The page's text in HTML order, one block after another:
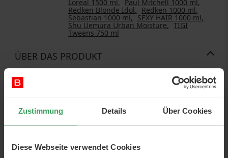
Zustimmung Details Über Cookies
Diese Webseite verwendet Cookies
Loreal 1500 ml Paul Mitchell 1000 ml
Redken Blonde Idol Redken 1000 ml
Sebastian 1000 ml SEXY HAIR 1000 ml
Shu Uemura Urban Moisture TIGI
Tweens 750 ml
ÜBER DAS PRODUKT
White universal pump for the following 1000ml products:
Aveda
Biosilk
Davines Natural Tech